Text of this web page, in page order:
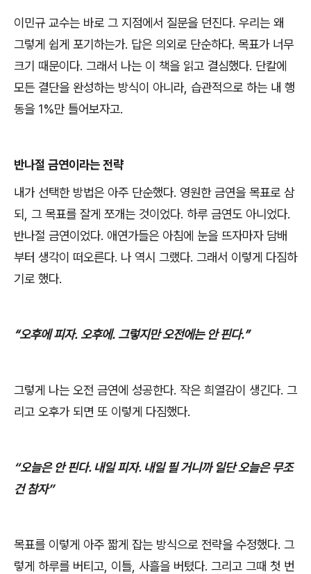
이민규 교수는 바로 그 지점에서 질문을 던진다. 우리는 왜
그렇게 쉽게 포기하는가. 답은 의외로 단순하다. 목표가 너무
크기 때문이다. 그래서 나는 이 책을 읽고 결심했다. 단칼에
모든 결단을 완성하는 방식이 아니라, 습관적으로 하는 내 행
동을 1%만 틀어보자고.
반나절 금연이라는 전략
내가 선택한 방법은 아주 단순했다. 영원한 금연을 목표로 삼
되 , 그 목표를 잘게 쪼개는 것이었다. 하루 금연도 아니었다.
반나절 금연이었다. 애연가들은 아침에 눈을 뜨자마자 담배
부터 생각이 떠오른다. 나 역시 그랬다. 그래서 이렇게 다짐하
기로 했다.
“오후에 피자.오후에. 그렇지만 오전에는 안 핀다.”
그렇게 나는 오전 금연에 성공한다. 작은 희열감이 생긴다. 그
리고 오후가 되면 또 이렇게 다짐했다.
“오늘은 안 핀다.내일 피자.내일 필 거니까 일단 오늘은 무조
건 참자”
목표를 이렇게 아주 짧게 잡는 방식으로 전략을 수정했다. 그
렇게 하루를 버티고 이틀 사흘을 버텼다. 그리고 그때 첫 번